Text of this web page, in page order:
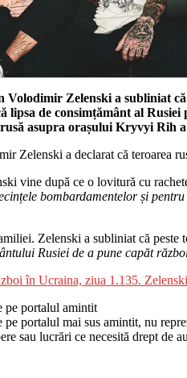
Volodimir Zelenski a subliniat
lipsa de consimțământ al
asupra orașului Kryvyi Rih
Zelenski a declarat că teroarea
vine după ce o lovitură cu
bombardamentelor și
Zelenski a subliniat că
Rusiei de a pune capăt
în Ucraina, ziua 1.135. Zelenski
pe portalul amintit
pe portalul mai sus amintit, nu
sau lucrări ce necesită drept de